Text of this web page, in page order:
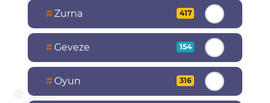
#Zurna 417
# Geveze 154
# Oyun 316